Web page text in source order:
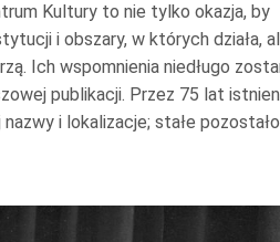
Kultury to nie tylko okazja, by
i obszary, w których działa,
Ich wspomnienia niedługo
publikacji. Przez 75 lat
i lokalizacje; stałe pozostało